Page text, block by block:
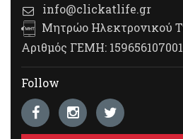
info@clickatlife.gr
Μητρώο Ηλεκτρονικού
Αριθμός ΓΕΜΗ: 159656107001
Follow